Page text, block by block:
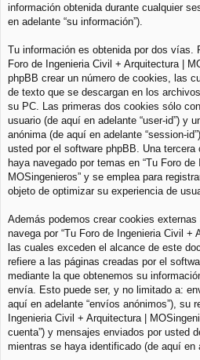
información obtenida durante cualquier
en adelante “su información”).
Tu información es obtenida por dos vías.
Foro de Ingenieria Civil + Arquitectura |
phpBB crear un número de cookies, las
de texto que se descargan en los
su PC. Las primeras dos cookies sólo
usuario (de aquí en adelante “user-id”) y
anónima (de aquí en adelante “session-
usted por el software phpBB. Una
haya navegado por temas en “Tu Foro
MOSingenieros” y se emplea para
objeto de optimizar su experiencia de
Además podemos crear cookies
navega por “Tu Foro de Ingenieria Civil +
las cuales exceden el alcance de este
refiere a las páginas creadas por el
mediante la que obtenemos su
envía. Esto puede ser, y no limitado a:
aquí en adelante “envíos anónimos”), su
Ingenieria Civil + Arquitectura |
cuenta”) y mensajes enviados por usted
mientras se haya identificado (de aquí en